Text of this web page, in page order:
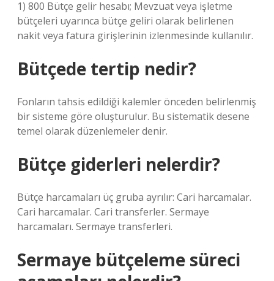
1) 800 Bütçe gelir hesabı; Mevzuat veya işletme
bütçeleri uyarınca bütçe geliri olarak belirlenen
nakit veya fatura girişlerinin izlenmesinde kullanılır.
Bütçede tertip nedir?
Fonların tahsis edildiği kalemler önceden belirlenmiş
bir sisteme göre oluşturulur. Bu sistematik desene
temel olarak düzenlemeler denir.
Bütçe giderleri nelerdir?
Bütçe harcamaları üç gruba ayrılır: Cari harcamalar.
Cari harcamalar. Cari transferler. Sermaye
harcamaları. Sermaye transferleri.
Sermaye bütçeleme süreci